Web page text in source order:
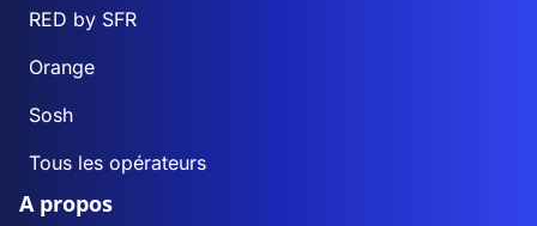
RED by SFR
Orange
Sosh
Tous les opérateurs
A propos